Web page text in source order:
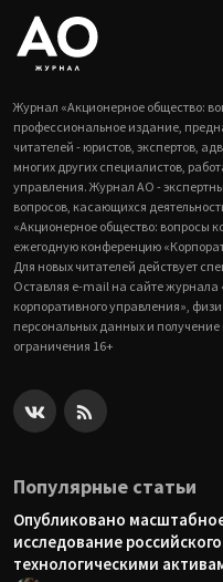
Журнал «Акционерное общество:
профессиональное издание,
читателей - юристов, экспертов,
многих других специалистов,
управления. Журнал АО -
вопросов, касающихся
«Акционерное общество: вопросы
ежегодную конференцию
Для новых читателей действует
Оставляя e-mail на сайте журнала
корпоративного управления»,
персональных данных и
ограничения 16+
Популярные статьи
Опубликовано
исследование
технологическими